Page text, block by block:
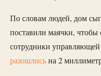
По словам людей, дом
поставили маячки,
сотрудники
разошлисьна 2